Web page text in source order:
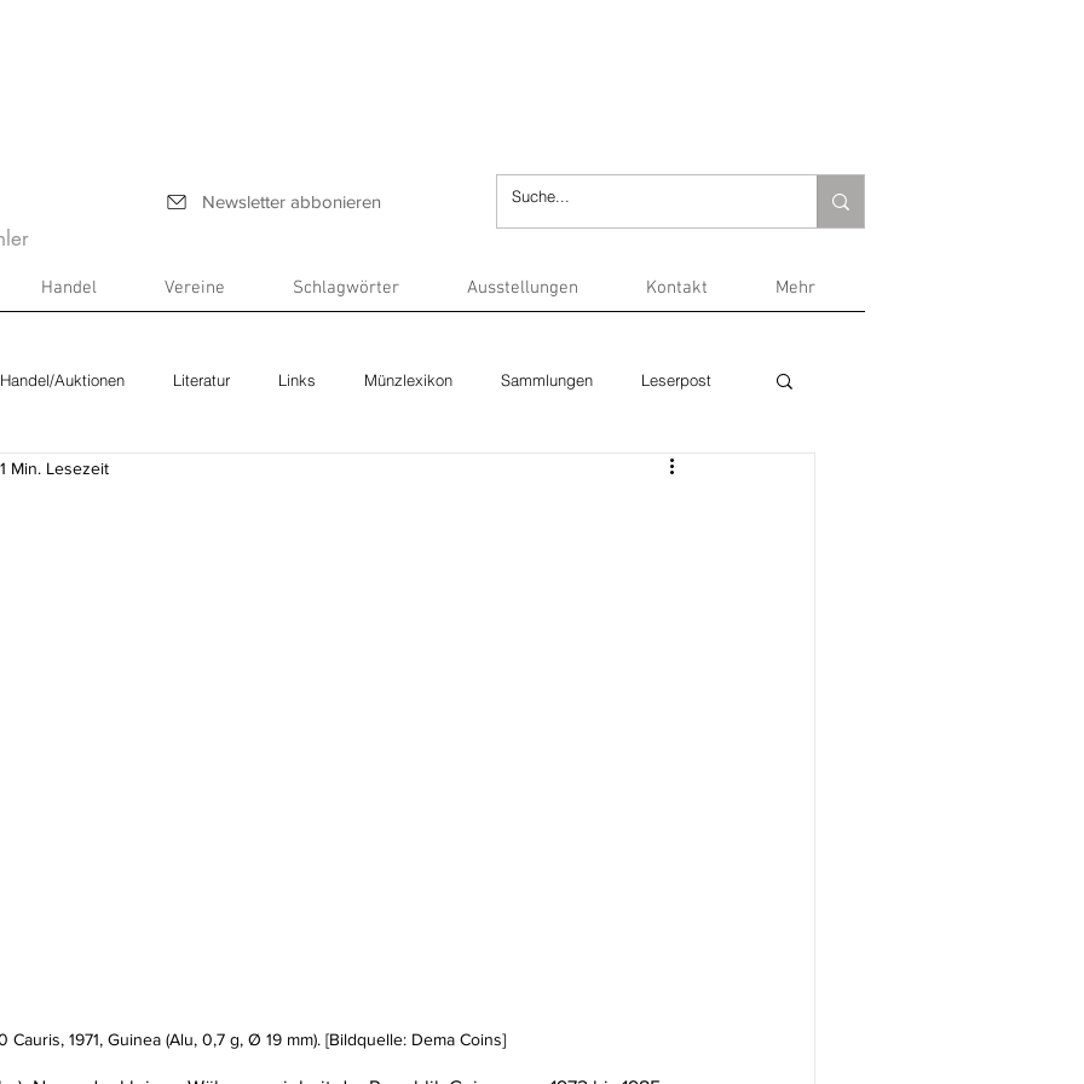
Newsletter abbonieren
Handel Vereine Schlagwörter Ausstellungen Kontakt Mehr
Handel/Auktionen Literatur Links Münzlexikon Sammlungen Leserpost
1 Min. Lesezeit
Cauris, 1971, Guinea (Alu, 0,7 g, Ø 19 mm). [Bildquelle: Dema Coins]